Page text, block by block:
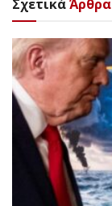
ΣχετικάΆρθρα